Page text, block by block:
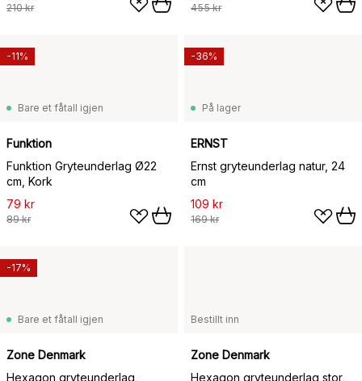
210 kr 455 kr
Bare et fåtall igjen
Funktion
Funktion Gryteunderlag Ø22
cm, Kork
79 kr
89 kr
-11%
På lager
ERNST
Ernst gryteunderlag natur, 24
cm
109 kr
169 kr
-36%
Bare et fåtall igjen
Zone Denmark
Hexagon gryteunderlag,
-17%
Bestillt inn
Zone Denmark
Hexagon gryteunderlag stor,